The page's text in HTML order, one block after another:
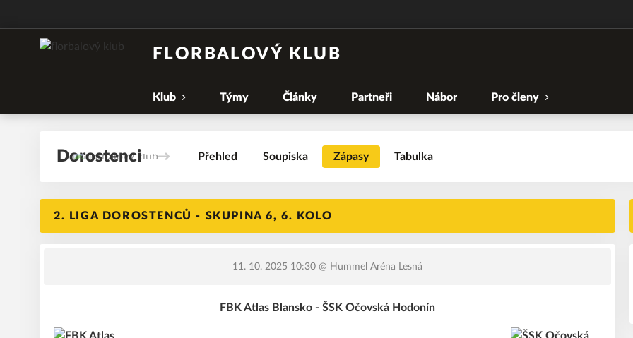
FLORBALOVÝ KLUB
Klub Týmy Články Partneři Nábor Pro členy
Dorostenci Přehled Soupiska Zápasy Tabulka
2. LIGA DOROSTENCŮ - SKUPINA 6, 6. KOLO
11. 10. 2025 10:30@ Hummel Aréna Lesná
FBK Atlas Blansko - ŠSK Očovská Hodonín